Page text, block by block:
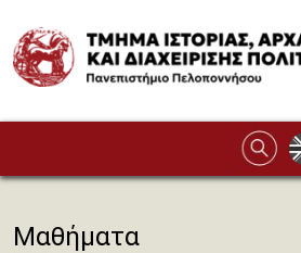
Image
Μαθήματα